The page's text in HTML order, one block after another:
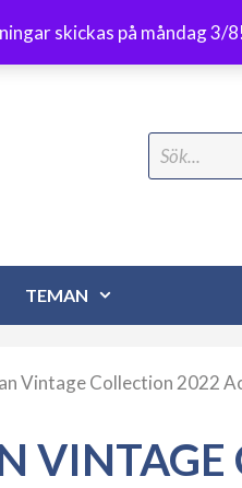
skickas på måndag 3/8!
Search
for:
TEMAN
Vintage Collection 2022
VINTAGE